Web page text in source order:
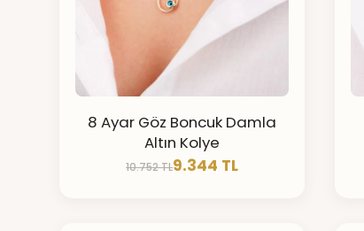
8 Ayar Göz Boncuk Damla
Altın Kolye
10.752 TL9.344 TL